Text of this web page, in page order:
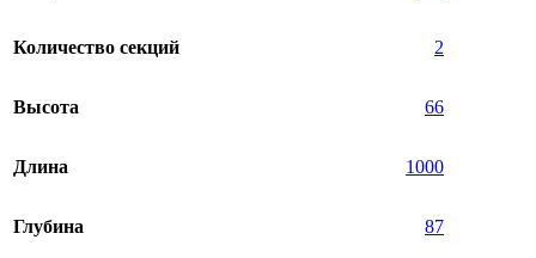
Количество секций 2
Высота 66
Длина 1000
Глубина 87